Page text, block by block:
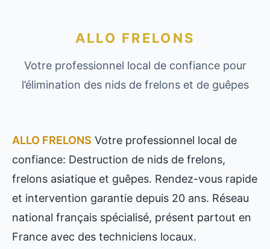
ALLO FRELONS
Votre professionnel local de confiance pour
l’élimination des nids de frelons et de guêpes
ALLO FRELONS Votre professionnel local de
confiance: Destruction de nids de frelons,
frelons asiatique et guêpes. Rendez-vous rapide
et intervention garantie depuis 20 ans. Réseau
national français spécialisé, présent partout en
France avec des techniciens locaux.